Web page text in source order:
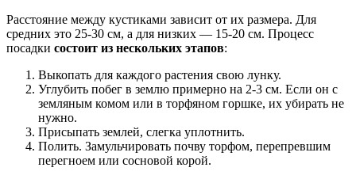
Расстояние между кустиками зависит от их размера. Для
средних это 25-30 см, а для низких — 15-20 см. Процесс
посадки состоит из нескольких этапов:
Выкопать для каждого растения свою лунку.
Углубить побег в землю примерно на 2-3 см. Если он с
земляным комом или в торфяном горшке, их убирать не
нужно.
Присыпать землей, слегка уплотнить.
Полить. Замульчировать почву торфом, перепревшим
перегноем или сосновой корой.